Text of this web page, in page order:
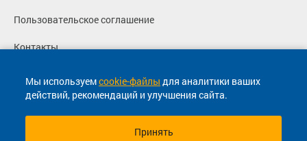
Мы используемcookie-файлы для аналитики ваших
действий, рекомендаций и улучшения сайта.
Принять
Пользовательское соглашение
Контакты
Политика конфиденциальности
Перевозчикам